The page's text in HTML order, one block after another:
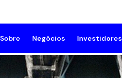
Sobre Negócios Investidores